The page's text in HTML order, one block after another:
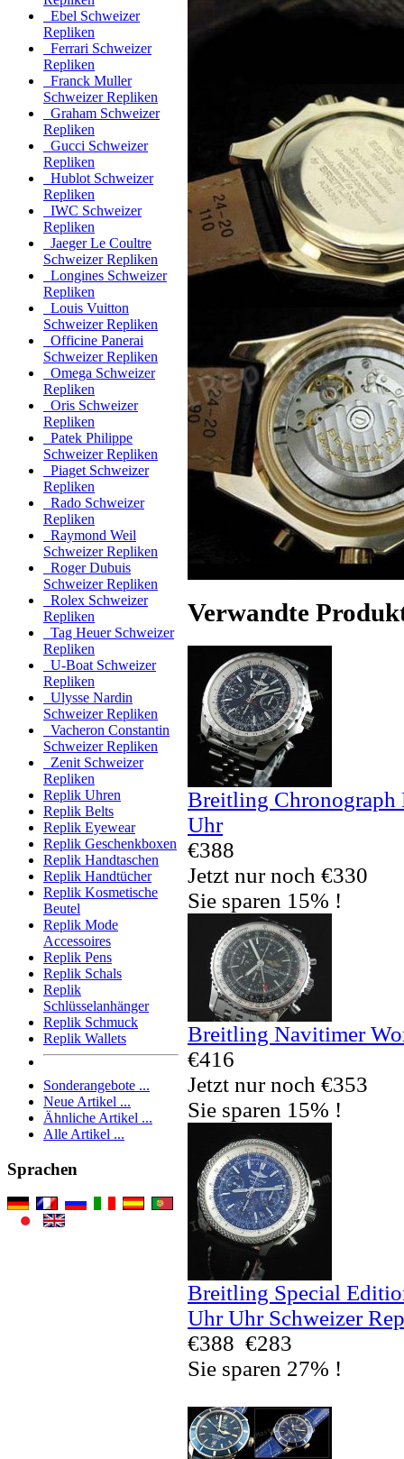
Ebel Schweizer
Repliken
Ferrari Schweizer
Repliken
Franck Muller
Schweizer Repliken
Graham Schweizer
Repliken
Gucci Schweizer
Repliken
Hublot Schweizer
Repliken
IWC Schweizer
Repliken
Jaeger Le Coultre
Schweizer Repliken
Longines Schweizer
Repliken
Louis Vuitton
Schweizer Repliken
Officine Panerai
Schweizer Repliken
Omega Schweizer
Repliken
Oris Schweizer
Repliken
Patek Philippe
Schweizer Repliken
Piaget Schweizer
Repliken
Rado Schweizer
Repliken
Raymond Weil
Schweizer Repliken
Roger Dubuis
Schweizer Repliken
Rolex Schweizer
Repliken
Tag Heuer Schweizer
Repliken
U-Boat Schweizer
Repliken
Ulysse Nardin
Schweizer Repliken
Vacheron Constantin
Schweizer Repliken
Zenit Schweizer
Repliken
Replik Uhren
Replik Belts
Replik Eyewear
Replik Geschenkboxen
Replik Handtaschen
Replik Handtücher
Replik Kosmetische
Beutel
Replik Mode
Accessoires
Replik Pens
Replik Schals
Replik
Schlüsselanhänger
Replik Schmuck
Replik Wallets
Sonderangebote ...
Neue Artikel ...
Ähnliche Artikel ...
Alle Artikel ...
Sprachen
Verwandte
Breitling Chronograph
Uhr
€388
Jetzt nur noch €330
Sie sparen 15% !
Breitling Navitimer
€416
Jetzt nur noch €353
Sie sparen 15% !
Breitling Special
Uhr Uhr Schweizer
€388 €283
Sie sparen 27% !